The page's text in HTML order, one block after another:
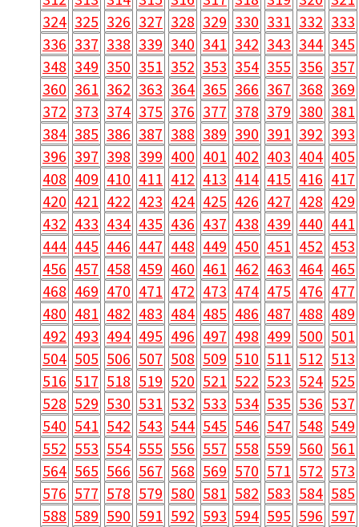
324 325 326 327 328 329 330 331 332 333
336 337 338 339 340 341 342 343 344 345
348 349 350 351 352 353 354 355 356 357
360 361 362 363 364 365 366 367 368 369
372 373 374 375 376 377 378 379 380 381
384 385 386 387 388 389 390 391 392 393
396 397 398 399 400 401 402 403 404 405
408 409 410 411 412 413 414 415 416 417
420 421 422 423 424 425 426 427 428 429
432 433 434 435 436 437 438 439 440 441
444 445 446 447 448 449 450 451 452 453
456 457 458 459 460 461 462 463 464 465
468 469 470 471 472 473 474 475 476 477
480 481 482 483 484 485 486 487 488 489
492 493 494 495 496 497 498 499 500 501
504 505 506 507 508 509 510 511 512 513
516 517 518 519 520 521 522 523 524 525
528 529 530 531 532 533 534 535 536 537
540 541 542 543 544 545 546 547 548 549
552 553 554 555 556 557 558 559 560 561
564 565 566 567 568 569 570 571 572 573
576 577 578 579 580 581 582 583 584 585
588 589 590 591 592 593 594 595 596 597